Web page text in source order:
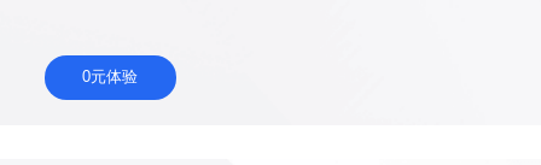
0元体验